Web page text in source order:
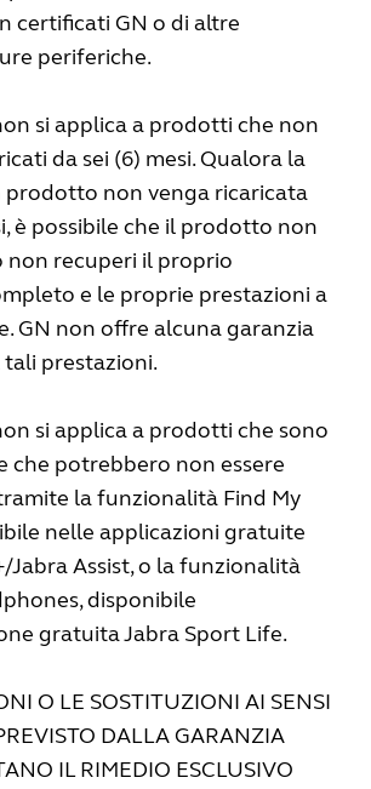
certificati GN o di altre
periferiche.
si applica a prodotti che non
da sei (6) mesi. Qualora la
prodotto non venga ricaricata
è possibile che il prodotto non
non recuperi il proprio
e le proprie prestazioni a
GN non offre alcuna garanzia
tali prestazioni.
si applica a prodotti che sono
che potrebbero non essere
la funzionalità Find My
nelle applicazioni gratuite
Jabra Assist, o la funzionalità
disponibile
gratuita Jabra Sport Life.
O LE SOSTITUZIONI AI SENSI
DALLA GARANZIA
IL RIMEDIO ESCLUSIVO